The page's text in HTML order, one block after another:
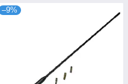
–9%